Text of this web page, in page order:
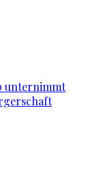
unternimmt